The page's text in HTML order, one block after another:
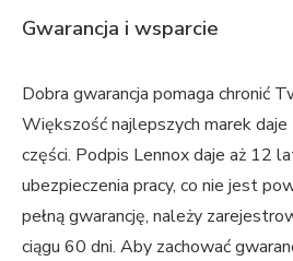
Gwarancja i wsparcie
Dobra gwarancja pomaga chronić
Większość najlepszych marek
części. Podpis Lennox daje aż 12
ubezpieczenia pracy, co nie jest
pełną gwarancję, należy
ciągu 60 dni. Aby zachować